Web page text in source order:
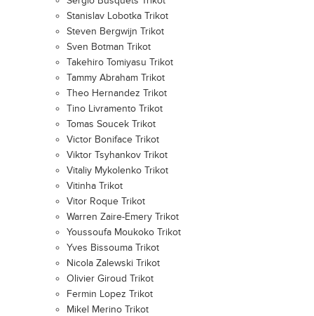
Stanislav Lobotka Trikot
Steven Bergwijn Trikot
Sven Botman Trikot
Takehiro Tomiyasu Trikot
Tammy Abraham Trikot
Theo Hernandez Trikot
Tino Livramento Trikot
Tomas Soucek Trikot
Victor Boniface Trikot
Viktor Tsyhankov Trikot
Vitaliy Mykolenko Trikot
Vitinha Trikot
Vitor Roque Trikot
Warren Zaire-Emery Trikot
Youssoufa Moukoko Trikot
Yves Bissouma Trikot
Nicola Zalewski Trikot
Olivier Giroud Trikot
Fermin Lopez Trikot
Mikel Merino Trikot